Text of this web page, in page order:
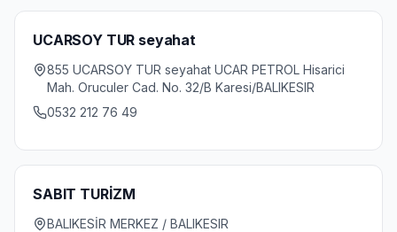
UCARSOY TUR seyahat
855 UCARSOY TUR seyahat UCAR PETROL Hisarici
Mah. Oruculer Cad. No. 32/B Karesi/BALIKESIR
0532 212 76 49
SABIT TURİZM
BALIKESİR MERKEZ / BALIKESIR